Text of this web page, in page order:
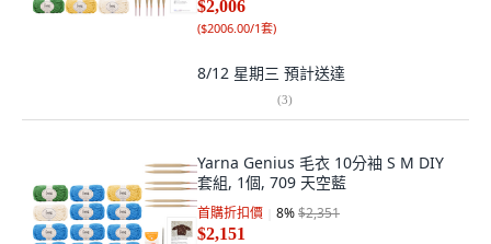
$2,006
($2006.00/1套)
8/12 星期三 預計送達
(3)
Yarna Genius 毛衣 10分袖 S M DIY
套組, 1個, 709 天空藍
首購折扣價 8%$2,351
$2,151